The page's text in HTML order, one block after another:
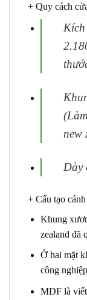
+ Quy cách
new
Dày
+ Cấu tạo cánh
Khung
zealand đã
Ở hai mặt
công
MDFlà viết